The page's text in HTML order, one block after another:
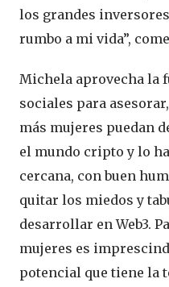
los grandes
rumbo a mi vida”,
Michela aprovecha la
sociales para
más mujeres puedan
el mundo cripto y lo
cercana, con buen
quitar los miedos y
desarrollar en Web3.
mujeres es
potencial que tiene la